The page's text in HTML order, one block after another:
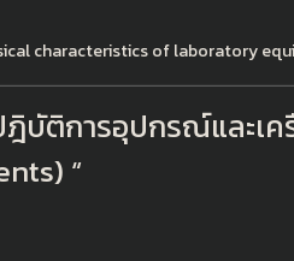
characteristics of laboratory
บัติการอุปกรณ์และเ
“